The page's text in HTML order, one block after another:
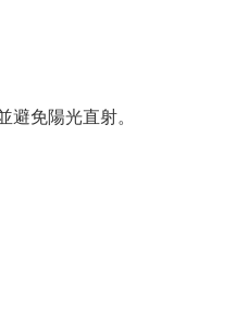
避免陽光直射。